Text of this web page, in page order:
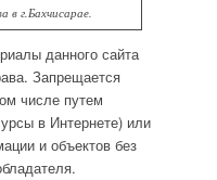
в г.Бахчисарае.
данного сайта
Запрещается
числе путем
в Интернете) или
и объектов без